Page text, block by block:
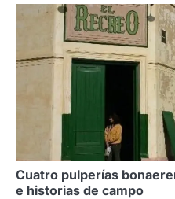
Cuatro pulperías
e historias de campo